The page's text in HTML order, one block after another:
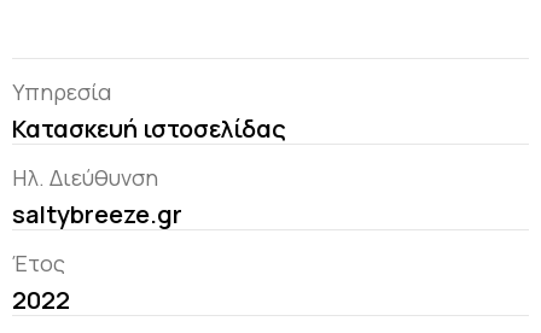
Υπηρεσία
Κατασκευή ιστοσελίδας
Ηλ. Διεύθυνση
saltybreeze.gr
Έτος
2022